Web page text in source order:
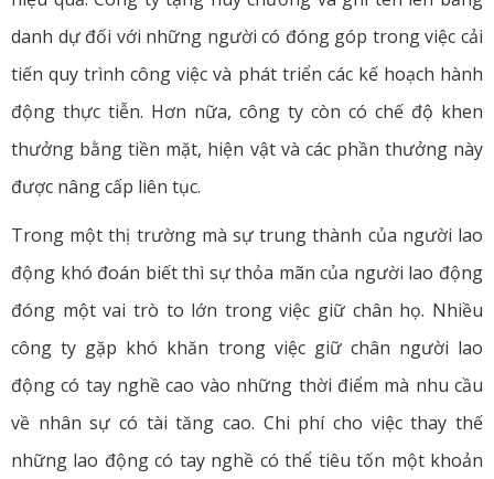
danh dự đối với những người có đóng góp trong việc cải
tiến quy trình công việc và phát triển các kế hoạch hành
động thực tiễn. Hơn nữa, công ty còn có chế độ khen
thưởng bằng tiền mặt, hiện vật và các phần thưởng này
được nâng cấp liên tục.
Trong một thị trường mà sự trung thành của người lao
động khó đoán biết thì sự thỏa mãn của người lao động
đóng một vai trò to lớn trong việc giữ chân họ. Nhiều
công ty gặp khó khăn trong việc giữ chân người lao
động có tay nghề cao vào những thời điểm mà nhu cầu
về nhân sự có tài tăng cao. Chi phí cho việc thay thế
những lao động có tay nghề có thể tiêu tốn một khoản